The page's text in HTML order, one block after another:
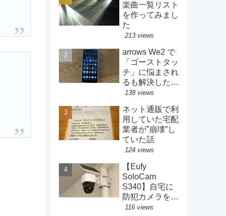
楽曲一覧リスト
を作ってみまし
た
213 views
arrows We2 で
「ゴーストタッ
チ」に悩まされ
るも解決した方
法とは？
138 views
ネット通販で利
用していた宅配
業者が”崩壊”し
ていた話
124 views
【Eufy
SoloCam
S340】自宅に
防犯カメラを設
置してみた結果
116 views